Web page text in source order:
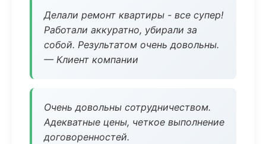
Делали ремонт квартиры - все супер!
Работали аккуратно, убирали за
собой. Результатом очень довольны.
— Клиент компании
Очень довольны сотрудничеством.
Адекватные цены, четкое выполнение
договоренностей.